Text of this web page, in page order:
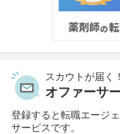
スカウトが届く！
オファーサ
登録すると転職エージ
サービスです。